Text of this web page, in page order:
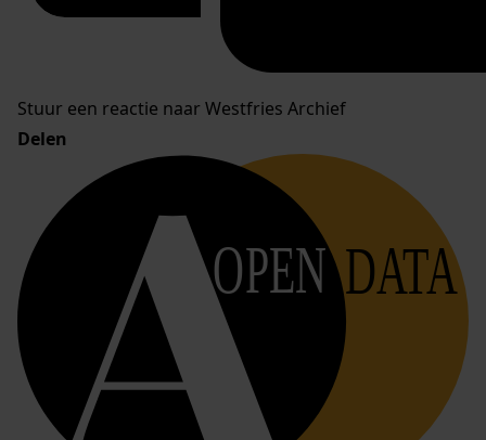
Stuur een reactie naar Westfries Archief
Delen
OPEN DATA